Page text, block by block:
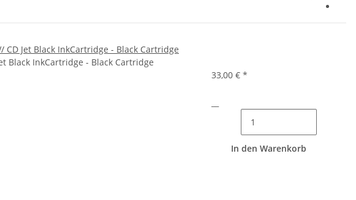
CD Jet Black InkCartridge - Black Cartridge
Black InkCartridge - Black Cartridge
33,00 € *
In den Warenkorb